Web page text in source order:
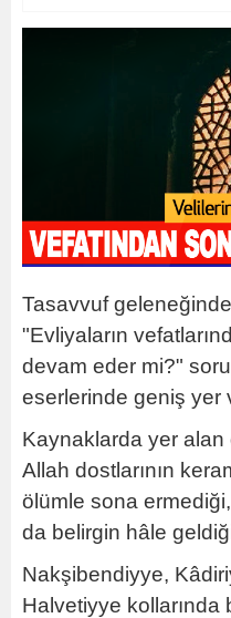
Tasavvuf
"Evliyaların
devam eder mi?"
eserlerinde geniş yer
Kaynaklarda yer
Allah dostlarının
ölümle sona
da belirgin hâle
Nakşibendiyye,
Halvetiyye kollarında